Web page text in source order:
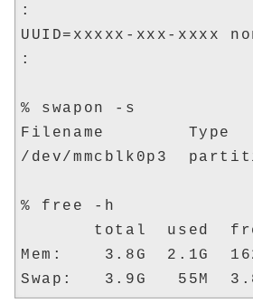
:
UUID=xxxxx-xxx-
:
% swapon -s
Filename
/dev/mmcblk0p3
% free -h
total  used
Mem:    3.8G  2.1G